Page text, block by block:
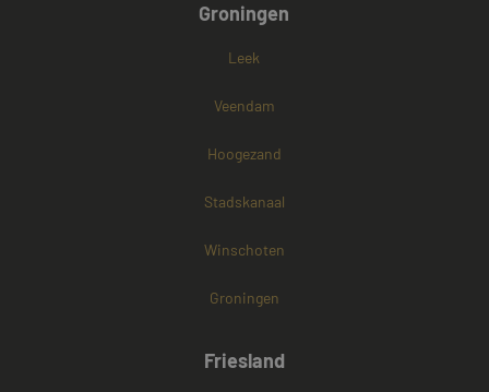
Groningen
Leek
Veendam
Hoogezand
Stadskanaal
Winschoten
Groningen
Friesland